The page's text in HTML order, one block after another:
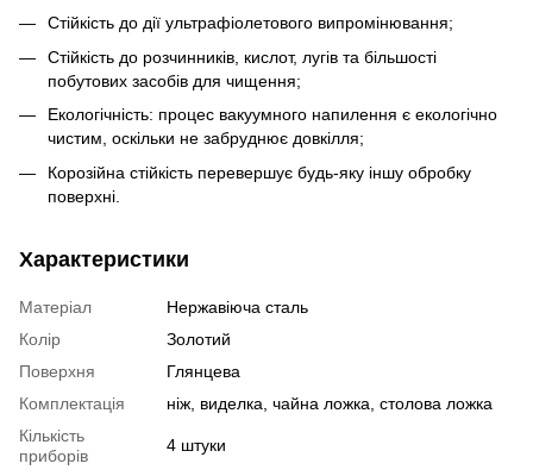
Стійкість до дії ультрафіолетового випромінювання;
Стійкість до розчинників, кислот, лугів та більшості
побутових засобів для чищення;
Екологічність: процес вакуумного напилення є екологічно
чистим, оскільки не забруднює довкілля;
Корозійна стійкість перевершує будь-яку іншу обробку
поверхні.
Характеристики
Матеріал
Нержавіюча сталь
Колір
Золотий
Поверхня
Глянцева
Комплектація
ніж, виделка, чайна ложка, столова ложка
Кількість
приборів
4 штуки